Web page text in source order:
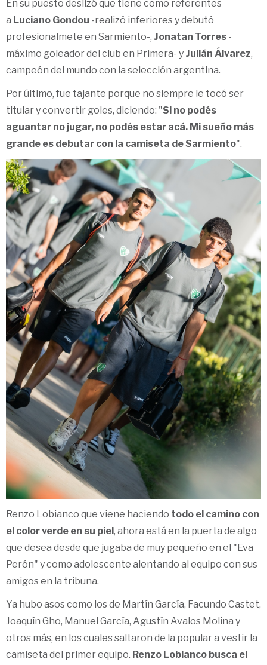
En su puesto deslizó que tiene como referentes
a Luciano Gondou -realizó inferiores y debutó
profesionalmete en Sarmiento-, Jonatan Torres -
máximo goleador del club en Primera- y Julián Álvarez,
campeón del mundo con la selección argentina.
Por último, fue tajante porque no siempre le tocó ser
titular y convertir goles, diciendo: "Si no podés
aguantar no jugar, no podés estar acá. Mi sueño más
grande es debutar con la camiseta de Sarmiento".
Renzo Lobianco que viene haciendo todo el camino con
el color verde en su piel , ahora está en la puerta de algo
que desea desde que jugaba de muy pequeño en el "Eva
Perón" y como adolescente alentando al equipo con sus
amigos en la tribuna.
Ya hubo asos como los de Martín García, Facundo Castet,
Joaquín Gho, Manuel García, Agustín Avalos Molina y
otros más, en los cuales saltaron de la popular a vestir la
camiseta del primer equipo. Renzo Lobianco busca el